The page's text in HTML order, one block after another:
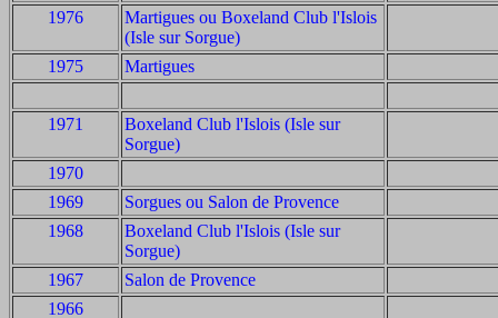
1976
Martigues ou Boxeland Club l'Islois
(Isle sur Sorgue)
1975
Martigues
1971
Boxeland Club l'Islois (Isle sur
Sorgue)
1970
1969
Sorgues ou Salon de Provence
1968
Boxeland Club l'Islois (Isle sur
Sorgue)
1967
Salon de Provence
1966